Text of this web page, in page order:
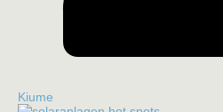
Kiume